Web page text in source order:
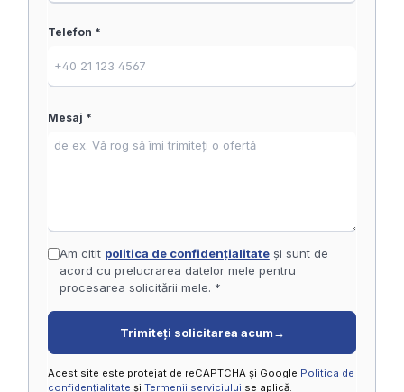
Telefon *
Mesaj *
Am citit politica de confidențialitateși sunt de
acord cu prelucrarea datelor mele pentru
procesarea solicitării mele. *
Trimiteți solicitarea acum →
Acest site este protejat de reCAPTCHA și Google Politica de
confidențialitate și Termenii serviciului se aplică.